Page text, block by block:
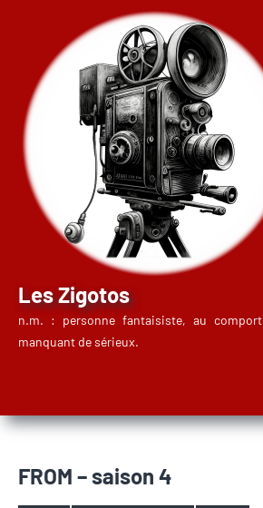
contenu
Les Zigotos
n.m. : personne fantaisiste, au
manquant de sérieux.
FROM – saison 4